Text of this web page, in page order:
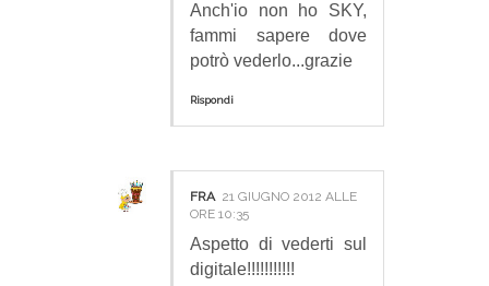
Anch'io non ho SKY,
fammi sapere dove
potrò vederlo...grazie
Rispondi
FRA 21 GIUGNO 2012 ALLE
ORE 10:35
Aspetto di vederti sul
digitale!!!!!!!!!!!